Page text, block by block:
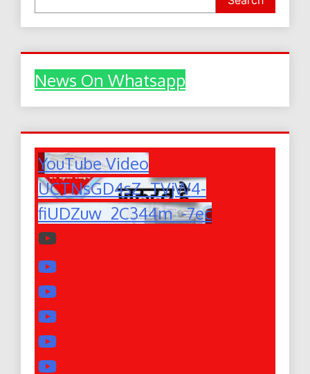
News On Whatsapp
YouTube Video
UCTNsGD4sZ_TVjW4-
fiUDZuw_2C344m_-7ec